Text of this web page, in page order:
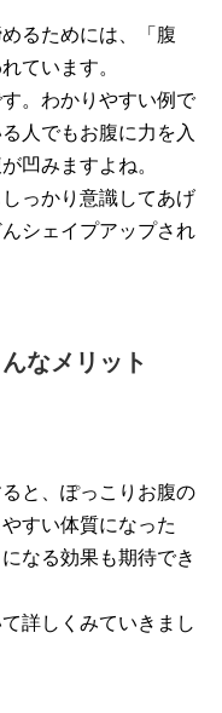
るためには、「腹
ています。
。わかりやすい例で
人でもお腹に力を入
凹みますよね。
っかり意識してあげ
シェイプアップされ
なメリット
と、ぽっこりお腹の
すい体質になった
なる効果も期待でき
詳しくみていきまし